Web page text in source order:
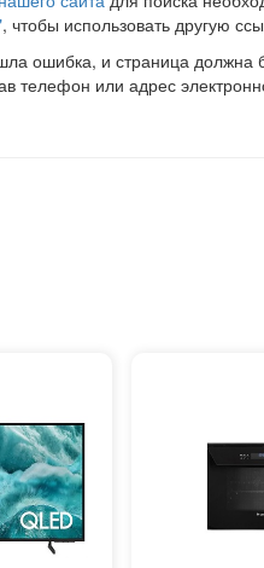
, чтобы использовать другую
ошибка, и страница должна
телефон или адрес